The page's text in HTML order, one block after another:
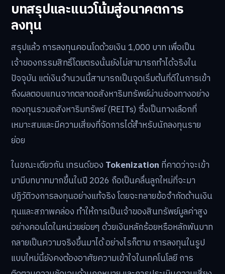
บทสรุปและแนวโน้มสู่อนาคตการ
ลงทุน
สรุปแล้ว การลงทุนคอนโดด้วยเงิน 1,000 บาท เพื่อเป็น
เจ้าของกรรมสิทธิ์โดยตรงนั้นยังไม่สามารถทำได้จริงใน
ปัจจุบัน แต่เงินจำนวนนี้สามารถเป็นจุดเริ่มต้นที่ดีในการเข้า
ถึงผลตอบแทนจากตลาดอสังหาริมทรัพย์ผ่านช่องทางอย่าง
กองทุนรวมอสังหาริมทรัพย์ (REITs) ซึ่งเป็นทางเลือกที่
เหมาะสมและมีความเสี่ยงที่จัดการได้สำหรับนักลงทุนราย
ย่อย
ในขณะเดียวกัน เทรนด์ของ Tokenization ที่คาดว่าจะเข้า
มามีบทบาทมากขึ้นในปี 2026 ถือเป็นคลื่นลูกใหม่ที่จะมา
ปฏิวัติวงการลงทุนอย่างแท้จริง โดยจะทลายข้อจำกัดด้านเงิน
ทุนและสภาพคล่อง ทำให้การเป็นเจ้าของสินทรัพย์มูลค่าสูง
อย่างคอนโดในหน่วยย่อยๆ ด้วยเงินหลักร้อยหรือหลักพันบาท
กลายเป็นความจริงขึ้นมาได้ อย่างไรก็ตาม การลงทุนในรูป
แบบใหม่นี้ยังคงต้องอาศัยความเข้าใจในเทคโนโลยี การ